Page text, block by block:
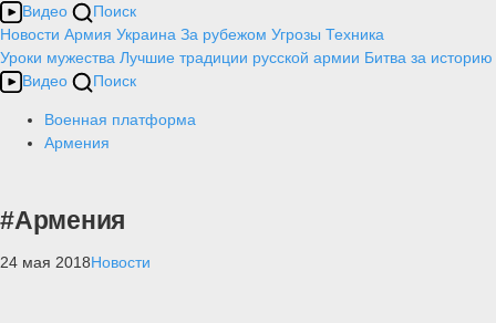
Видео
Поиск
Новости Армия Украина За рубежом Угрозы Техника
Уроки мужества Лучшие традиции русской армии Битва за историю
Видео
Поиск
Военная платформа
Армения
#Армения
24 мая 2018Новости